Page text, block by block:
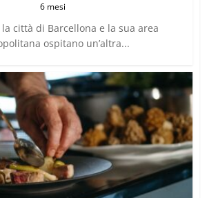
6 mesi
la città di Barcellona e la sua area
ospitano un’altra...